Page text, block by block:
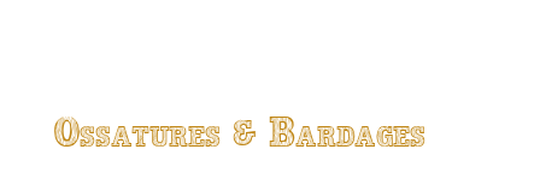
Ossatures & Bardages